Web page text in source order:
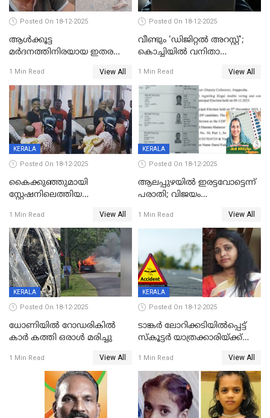
Posted On 18-12-2025
ആൾക്കൂട്ട
മർദനത്തിനിരയായ ഇതര
നടുക്കുന്ന സംഭവം
വാളയാറിൽ
1 Min Read View All
Posted On 18-12-2025
വീണ്ടും 'ഡിജിറ്റല്‍ അറസ്റ്റ്';
കൊച്ചിയില്‍ വനിതാ
കോടി രൂപ
1 Min Read View All
KERALA
Posted On 18-12-2025
കൈക്കുഞ്ഞുമായി
സ്റ്റേഷനിലെത്തിയ
കരണത്തടിച്ചു; CC ടിവി
ദൃശ്യങ്ങൾ പുറത്ത്
1 Min Read View All
KERALA
Posted On 18-12-2025
ആലപ്പുഴയിൽ ഇരട്ടവോട്ടെന്ന്
പരാതി; വിജയം
വാർഡിലെ എൽഡിഎഫ്
സ്ഥാനാർത്ഥി
1 Min Read View All
KERALA
Posted On 18-12-2025
ധോണിയിൽ റോഡരികിൽ
കാർ കത്തി ഒരാൾ മരിച്ചു
1 Min Read View All
KERALA
Posted On 18-12-2025
ടാങ്കർ ലോറിക്കടിയിൽപ്പെട്ട്
സ്കൂട്ടർ യാത്രക്കാരിയ്ക്ക്
കണ്ടോത്ത് ദേശീയ പാതയിൽ
1 Min Read View All